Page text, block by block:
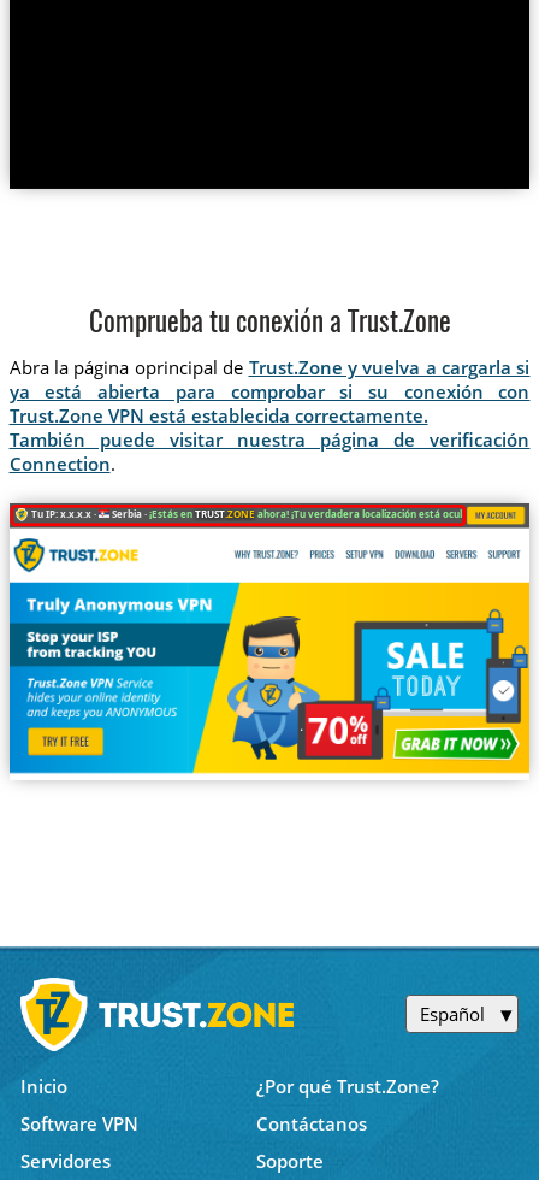
Comprueba tu conexión a Trust.Zone
Abra la página oprincipal de Trust.Zone y vuelva a cargarla si
ya está abierta para comprobar si su conexión con
Trust.Zone VPN está establecida correctamente.
También puede visitar nuestra página de verificación
Connection.
Tu IP: x.x.x.x · Serbia ·¡Estás enTRUST.ZONE ahora! ¡Tu verdadera localización está oculta!
Español
Inicio
¿Por qué Trust.Zone?
Software VPN
Contáctanos
Servidores
Soporte